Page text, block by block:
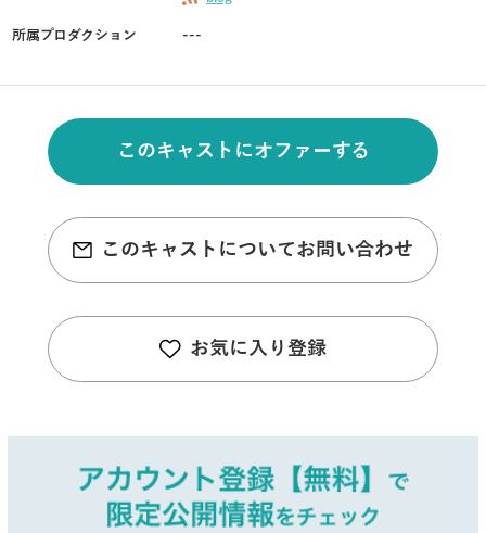
所属プロダクション ---
このキャストにオファーする
このキャストについてお問い合わせ
お気に入り登録